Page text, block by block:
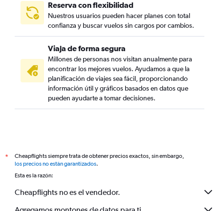
Reserva con flexibilidad
Nuestros usuarios pueden hacer planes con total
confianza y buscar vuelos sin cargos por cambios.
Viaja de forma segura
Millones de personas nos visitan anualmente para
encontrar los mejores vuelos. Ayudamos a que la
planificación de viajes sea fácil, proporcionando
información útil y gráficos basados en datos que
pueden ayudarte a tomar decisiones.
*
Cheapflights siempre trata de obtener precios exactos, sin embargo,
los precios no están garantizados.
Esta es la razón:
Cheapflights no es el vendedor.